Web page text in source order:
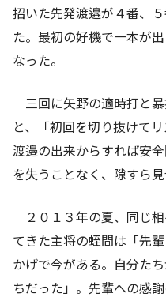
招いた先発渡邉が４番、
た。最初の好機で一本が
なった。
三回に矢野の適時打と
と、「初回を切り抜けて
渡邉の出来からすれば安
を失うことなく、隙すら見
２０１３年の夏、同じ
てきた主将の蛭間は「先
かげで今がある。自分た
ちだった」。先輩への感